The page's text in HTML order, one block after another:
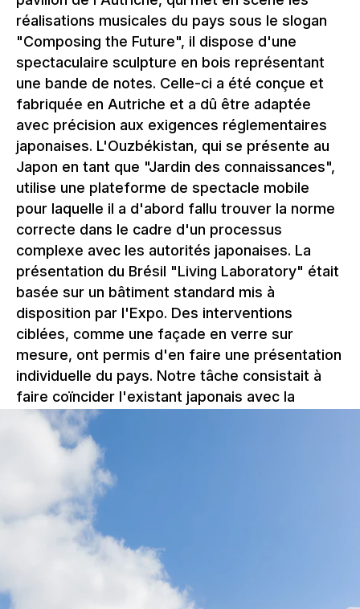
réalisations musicales du pays sous le slogan
"Composing the Future", il dispose d'une
spectaculaire sculpture en bois représentant
une bande de notes. Celle-ci a été conçue et
fabriquée en Autriche et a dû être adaptée
avec précision aux exigences réglementaires
japonaises. L'Ouzbékistan, qui se présente au
Japon en tant que "Jardin des connaissances",
utilise une plateforme de spectacle mobile
pour laquelle il a d'abord fallu trouver la norme
correcte dans le cadre d'un processus
complexe avec les autorités japonaises. La
présentation du Brésil "Living Laboratory" était
basée sur un bâtiment standard mis à
disposition par l'Expo. Des interventions
ciblées, comme une façade en verre sur
mesure, ont permis d'en faire une présentation
individuelle du pays. Notre tâche consistait à
faire coïncider l'existant japonais avec la
construction prévue.